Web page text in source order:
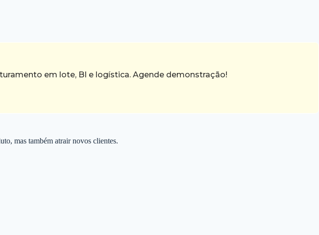
em lote, BI e logística. Agende demonstração!
mas também atrair novos clientes.